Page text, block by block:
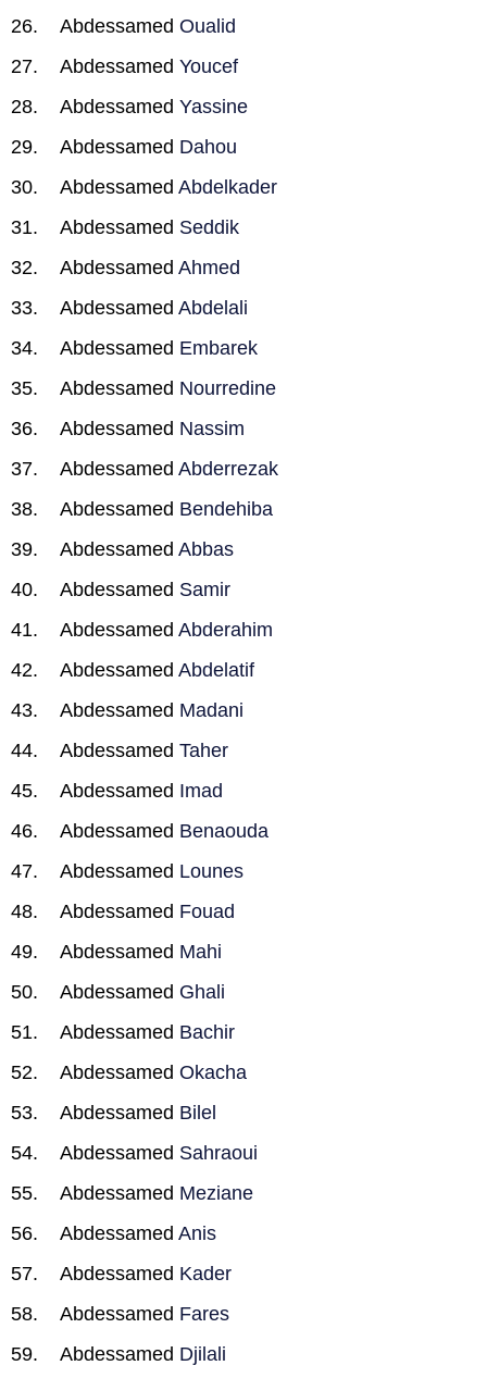
Abdessamed Oualid
Abdessamed Youcef
Abdessamed Yassine
Abdessamed Dahou
Abdessamed Abdelkader
Abdessamed Seddik
Abdessamed Ahmed
Abdessamed Abdelali
Abdessamed Embarek
Abdessamed Nourredine
Abdessamed Nassim
Abdessamed Abderrezak
Abdessamed Bendehiba
Abdessamed Abbas
Abdessamed Samir
Abdessamed Abderahim
Abdessamed Abdelatif
Abdessamed Madani
Abdessamed Taher
Abdessamed Imad
Abdessamed Benaouda
Abdessamed Lounes
Abdessamed Fouad
Abdessamed Mahi
Abdessamed Ghali
Abdessamed Bachir
Abdessamed Okacha
Abdessamed Bilel
Abdessamed Sahraoui
Abdessamed Meziane
Abdessamed Anis
Abdessamed Kader
Abdessamed Fares
Abdessamed Djilali